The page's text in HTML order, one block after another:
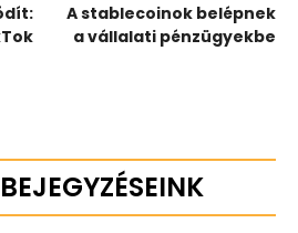
A stablecoinok belépnek
a vállalati pénzügyekbe